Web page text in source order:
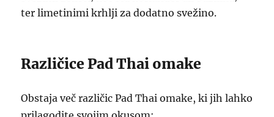
ter limetinimi krhlji za dodatno svežino.
Različice Pad Thai omake
Obstaja več različic Pad Thai omake, ki jih lahko